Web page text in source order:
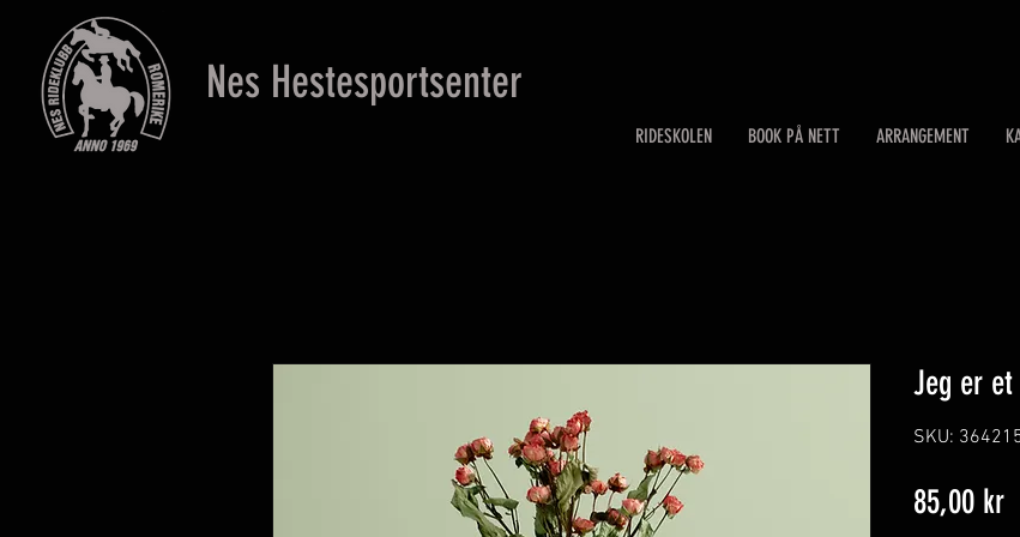
Nes Hestesportsenter
RIDESKOLEN BOOK PÅ NETT ARRANGEMENT
Jeg er
SKU:
85,00 kr